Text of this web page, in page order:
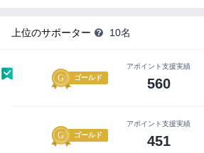
上位のサポーター 10名
ゴールド
アポイント支援実績
560
ゴールド
アポイント支援実績
451
サ